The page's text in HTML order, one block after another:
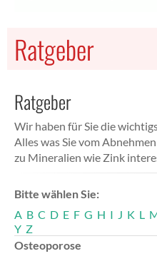
Ratgeber
Ratgeber
Wir haben für Sie die
Alles was Sie vom
zu Mineralien wie Zink
Bitte wählen Sie:
A B C D E F G H I J K L
Y Z
Osteoporose